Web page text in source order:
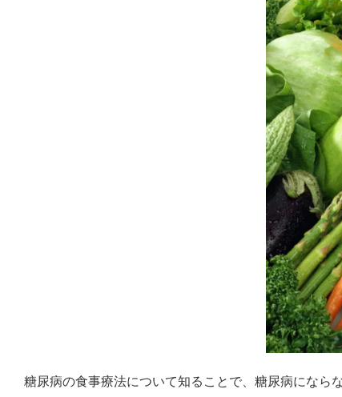
糖尿病の食事療法について知ることで、糖尿病になら